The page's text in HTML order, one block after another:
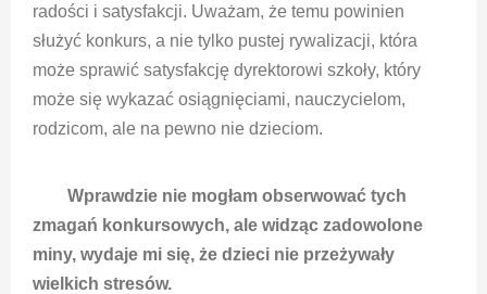
radości i satysfakcji. Uważam, że temu powinien
służyć konkurs, a nie tylko pustej rywalizacji, która
może sprawić satysfakcję dyrektorowi szkoły, który
może się wykazać osiągnięciami, nauczycielom,
rodzicom, ale na pewno nie dzieciom.
Wprawdzie nie mogłam obserwować tych
zmagań konkursowych, ale widząc zadowolone
miny, wydaje mi się, że dzieci nie przeżywały
wielkich stresów.